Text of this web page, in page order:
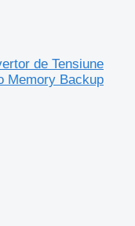
de Tensiune
Memory Backup